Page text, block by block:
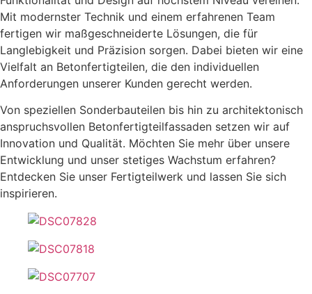
Mit modernster Technik und einem erfahrenen Team
fertigen wir maßgeschneiderte Lösungen, die für
Langlebigkeit und Präzision sorgen. Dabei bieten wir eine
Vielfalt an Betonfertigteilen, die den individuellen
Anforderungen unserer Kunden gerecht werden.
Von speziellen Sonderbauteilen bis hin zu architektonisch
anspruchsvollen Betonfertigteilfassaden setzen wir auf
Innovation und Qualität. Möchten Sie mehr über unsere
Entwicklung und unser stetiges Wachstum erfahren?
Entdecken Sie unser Fertigteilwerk und lassen Sie sich
inspirieren.